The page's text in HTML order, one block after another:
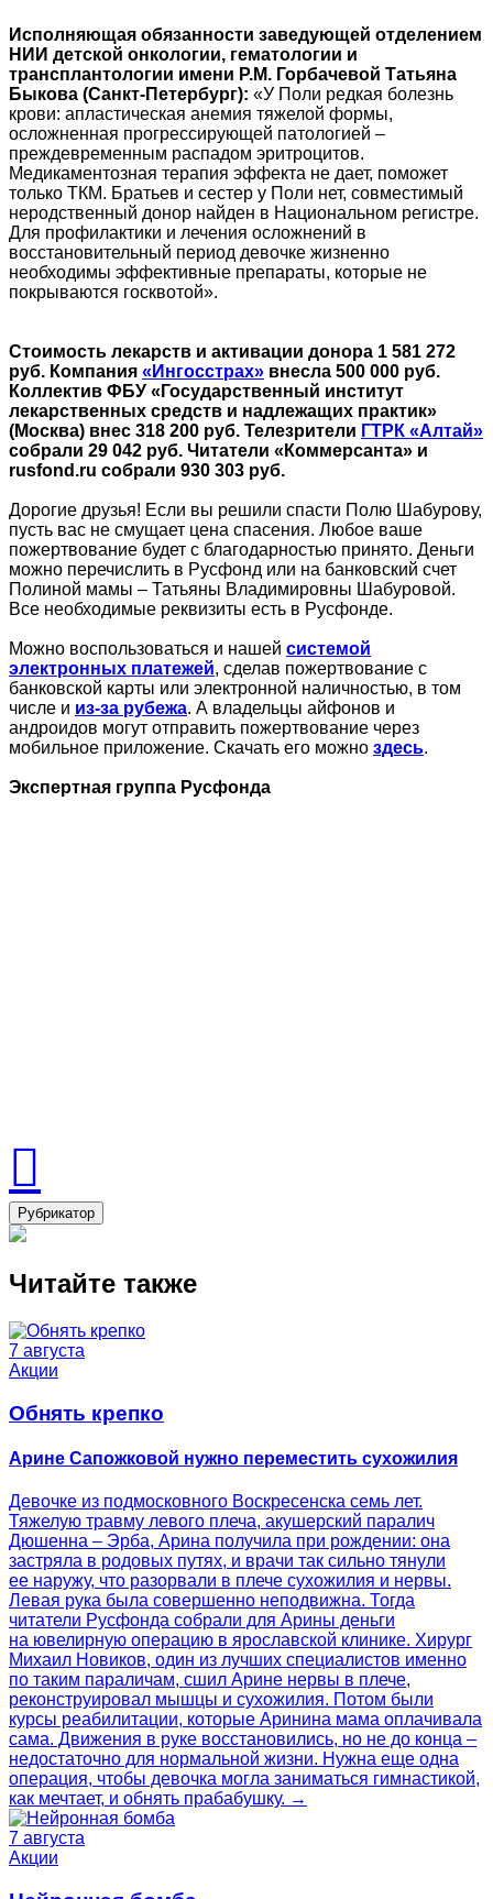
Исполняющая обязанности заведующей отделением
НИИ детской онкологии, гематологии и
трансплантологии имени Р.М. Горбачевой Татьяна
Быкова (Санкт-Петербург): «У Поли редкая болезнь
крови: апластическая анемия тяжелой формы,
осложненная прогрессирующей патологией –
преждевременным распадом эритроцитов.
Медикаментозная терапия эффекта не дает, поможет
только ТКМ. Братьев и сестер у Поли нет, совместимый
неродственный донор найден в Национальном регистре.
Для профилактики и лечения осложнений в
восстановительный период девочке жизненно
необходимы эффективные препараты, которые не
покрываются госквотой».
Стоимость лекарств и активации донора 1 581 272
руб. Компания «Ингосстрах» внесла 500 000 руб.
Коллектив ФБУ «Государственный институт
лекарственных средств и надлежащих практик»
(Москва) внес 318 200 руб. Телезрители ГТРК «Алтай»
собрали 29 042 руб. Читатели «Коммерсанта» и
rusfond.ru собрали 930 303 руб.
Дорогие друзья! Если вы решили спасти Полю Шабурову,
пусть вас не смущает цена спасения. Любое ваше
пожертвование будет с благодарностью принято. Деньги
можно перечислить в Русфонд или на банковский счет
Полиной мамы – Татьяны Владимировны Шабуровой.
Все необходимые реквизиты есть в Русфонде.
Можно воспользоваться и нашей системой
электронных платежей, сделав пожертвование с
банковской карты или электронной наличностью, в том
числе и из-за рубежа. А владельцы айфонов и
андроидов могут отправить пожертвование через
мобильное приложение. Скачать его можно здесь.
Экспертная группа Русфонда
Рубрикатор
Читайте также
7 августа
Акции
Обнять крепко
Арине Сапожковой нужно переместить сухожилия
Девочке из подмосковного Воскресенска семь лет.
Тяжелую травму левого плеча, акушерский паралич
Дюшенна – Эрба, Арина получила при рождении: она
застряла в родовых путях, и врачи так сильно тянули
ее наружу, что разорвали в плече сухожилия и нервы.
Левая рука была совершенно неподвижна. Тогда
читатели Русфонда собрали для Арины деньги
на ювелирную операцию в ярославской клинике. Хирург
Михаил Новиков, один из лучших специалистов именно
по таким параличам, сшил Арине нервы в плече,
реконструировал мышцы и сухожилия. Потом были
курсы реабилитации, которые Аринина мама оплачивала
сама. Движения в руке восстановились, но не до конца –
недостаточно для нормальной жизни. Нужна еще одна
операция, чтобы девочка могла заниматься гимнастикой,
как мечтает, и обнять прабабушку. →
7 августа
Акции